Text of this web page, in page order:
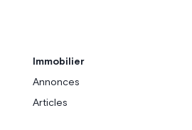
Immobilier
Annonces
Articles